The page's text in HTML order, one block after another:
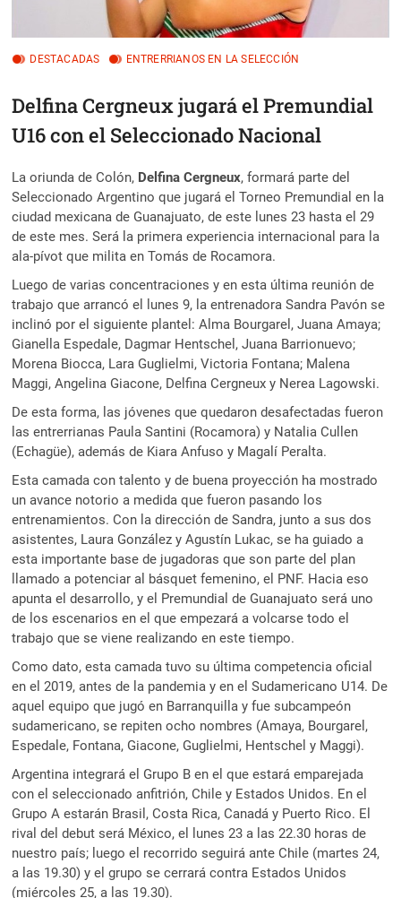
DESTACADAS ENTRERRIANOS EN LA SELECCIÓN
Delfina Cergneux jugará el Premundial
U16 con el Seleccionado Nacional
La oriunda de Colón, Delfina Cergneux, formará parte del
Seleccionado Argentino que jugará el Torneo Premundial en la
ciudad mexicana de Guanajuato, de este lunes 23 hasta el 29
de este mes. Será la primera experiencia internacional para la
ala-pívot que milita en Tomás de Rocamora.
Luego de varias concentraciones y en esta última reunión de
trabajo que arrancó el lunes 9, la entrenadora Sandra Pavón se
inclinó por el siguiente plantel: Alma Bourgarel, Juana Amaya;
Gianella Espedale, Dagmar Hentschel, Juana Barrionuevo;
Morena Biocca, Lara Guglielmi, Victoria Fontana; Malena
Maggi, Angelina Giacone, Delfina Cergneux y Nerea Lagowski.
De esta forma, las jóvenes que quedaron desafectadas fueron
las entrerrianas Paula Santini (Rocamora) y Natalia Cullen
(Echagüe), además de Kiara Anfuso y Magalí Peralta.
Esta camada con talento y de buena proyección ha mostrado
un avance notorio a medida que fueron pasando los
entrenamientos. Con la dirección de Sandra, junto a sus dos
asistentes, Laura González y Agustín Lukac, se ha guiado a
esta importante base de jugadoras que son parte del plan
llamado a potenciar al básquet femenino, el PNF. Hacia eso
apunta el desarrollo, y el Premundial de Guanajuato será uno
de los escenarios en el que empezará a volcarse todo el
trabajo que se viene realizando en este tiempo.
Como dato, esta camada tuvo su última competencia oficial
en el 2019, antes de la pandemia y en el Sudamericano U14. De
aquel equipo que jugó en Barranquilla y fue subcampeón
sudamericano, se repiten ocho nombres (Amaya, Bourgarel,
Espedale, Fontana, Giacone, Guglielmi, Hentschel y Maggi).
Argentina integrará el Grupo B en el que estará emparejada
con el seleccionado anfitrión, Chile y Estados Unidos. En el
Grupo A estarán Brasil, Costa Rica, Canadá y Puerto Rico. El
rival del debut será México, el lunes 23 a las 22.30 horas de
nuestro país; luego el recorrido seguirá ante Chile (martes 24,
a las 19.30) y el grupo se cerrará contra Estados Unidos
(miércoles 25, a las 19.30).